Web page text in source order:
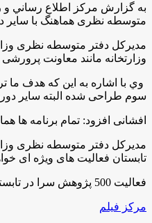
به گزارش مركز اطلاع رساني
متوسطه نظری هماهنگ با سایر
وزارتخانه مانند معاونت
وي با اشاره به اين كه هدف ما
سوم طراحی شده البته سایر دوره
افشانی افزود: تمام برنامه
تابستان فعالیت های ویژه ای
فعالیت 500 پژوهش سرا در تابستان برای غنی سازی اوقات فراغت دانش آموزان
مرکز فیلم